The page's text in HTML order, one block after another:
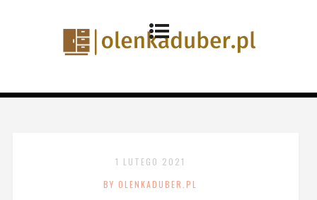
1 LUTEGO 2021
BY OLENKADUBER.PL